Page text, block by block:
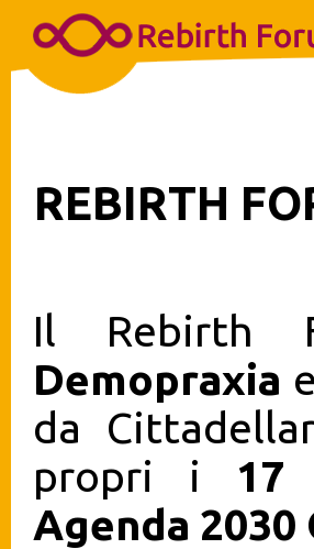
REBIRTH
Il Rebirth
Demopraxia
da
propri i 17
Agenda 2030